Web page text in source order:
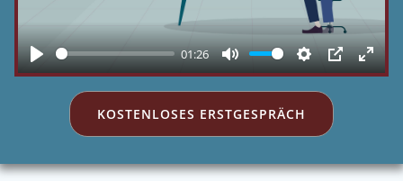
Play
01:26
Mute Settings
PIP Enter
KOSTENLOSES ERSTGESPRÄCH